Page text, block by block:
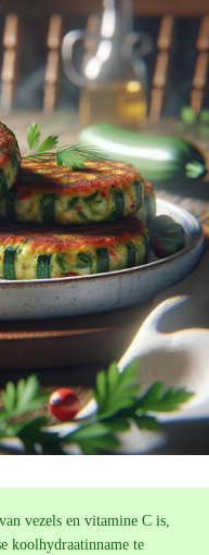
vezels en vitamine C is,
koolhydraatinname te